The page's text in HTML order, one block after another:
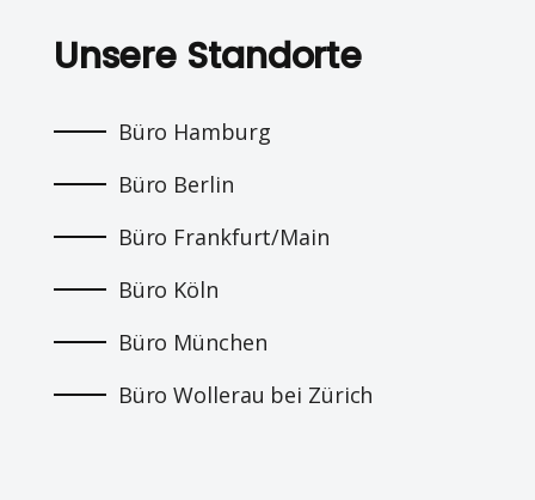
Unsere Standorte
Büro Hamburg
Büro Berlin
Büro Frankfurt/Main
Büro Köln
Büro München
Büro Wollerau bei Zürich